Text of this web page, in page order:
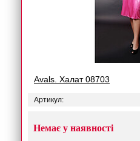
Avals. Халат 08703
Артикул:
Немає у наявності